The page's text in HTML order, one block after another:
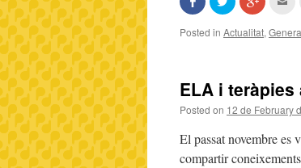
on
Facebook
(Opens
in
to
share
on
Twitter
to
on
Google+
to
Posted in Actualitat,
ELA i
Posted on 12 de February
El passat novembre es
compartir